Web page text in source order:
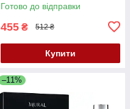
Готово до відправки
455 ₴ 512 ₴
Купити
–11%